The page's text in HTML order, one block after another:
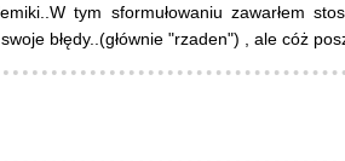
tym sformułowaniu zawarłem
błędy..(głównie "rzaden") , ale cóż